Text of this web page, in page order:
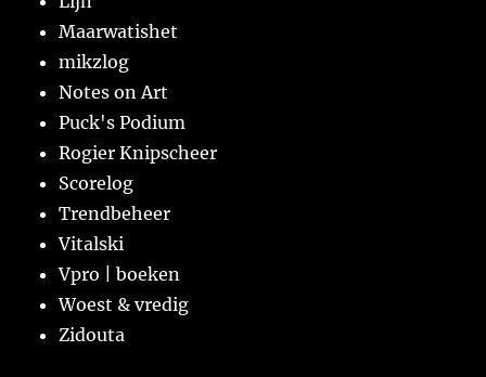
Maarwatishet
mikzlog
Notes on Art
Puck's Podium
Rogier Knipscheer
Scorelog
Trendbeheer
Vitalski
Vpro | boeken
Woest & vredig
Zidouta